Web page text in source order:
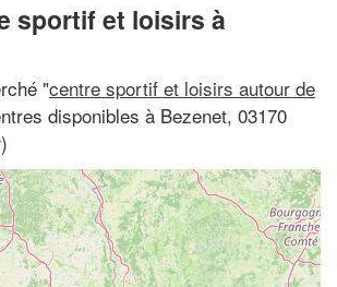
sportif et loisirs à
"centre sportif et loisirs autour de
disponibles à Bezenet, 03170